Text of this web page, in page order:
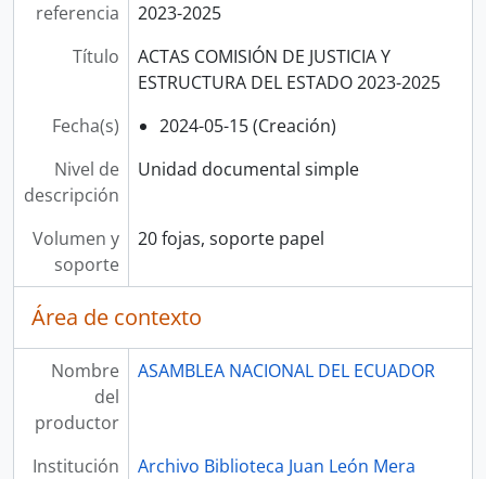
referencia
2023-2025
Título
ACTAS COMISIÓN DE JUSTICIA Y
ESTRUCTURA DEL ESTADO 2023-2025
Fecha(s)
2024-05-15 (Creación)
Nivel de
descripción
Unidad documental simple
Volumen y
soporte
20 fojas, soporte papel
Área de contexto
Nombre
del
productor
ASAMBLEA NACIONAL DEL ECUADOR
Institución
Archivo Biblioteca Juan León Mera